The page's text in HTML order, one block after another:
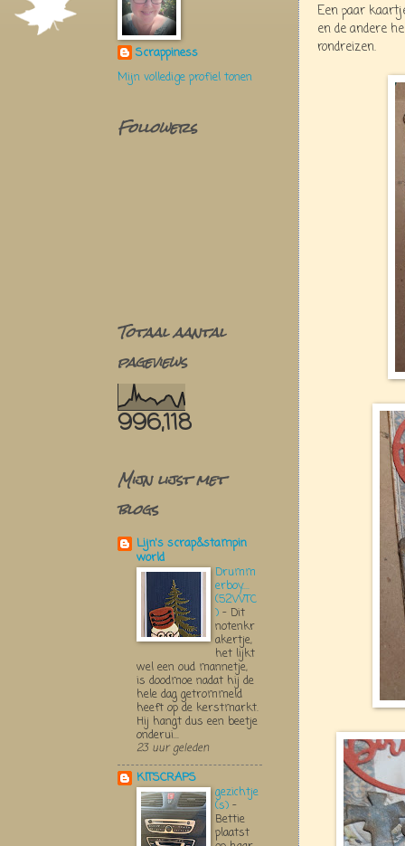
Een paar
en de andere
rondreizen.
Scrappiness
Mijn volledige profiel tonen
Followers
Totaal aantal
pageviews
996,118
Mijn lijst met
blogs
Lijn's scrap&stampin
world
Drumm
erboy....
(52WTC
) - Dit
notenkr
akertje,
het lijkt
wel een oud mannetje,
is doodmoe nadat hij de
hele dag getrommeld
heeft op de kerstmarkt.
Hij hangt dus een beetje
onderui...
23 uur geleden
KITSCRAPS
gezichtje
(s) -
Bettie
plaatst